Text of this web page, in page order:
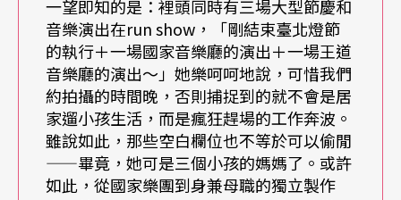
來能擴散到全台灣。她依然像個演奏家，跟小時候
一樣，希望他所熱愛的音樂能被更多人聽見。
：音樂會製作人的工作內容通常包含哪些？
A：音樂圈其實很需要製作人的存在。音樂家專心演
奏，總監負責決定內容，製作人必須居中統籌安排
一望即知的是：裡頭同時有三場大型節慶和
音樂演出在run show，「剛結束臺北燈節
的執行＋一場國家音樂廳的演出＋一場王道
音樂廳的演出～」她樂呵呵地說，可惜我們
約拍攝的時間晚，否則捕捉到的就不會是居
家遛小孩生活，而是瘋狂趕場的工作奔波。
雖說如此，那些空白欄位也不等於可以偷閒
——畢竟，她可是三個小孩的媽媽了。或許
如此，從國家樂團到身兼母職的獨立製作